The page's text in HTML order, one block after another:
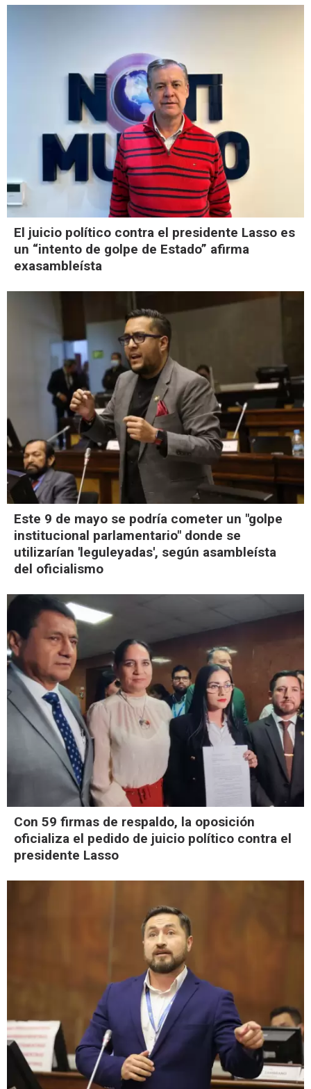
El juicio político contra el presidente Lasso es
un “intento de golpe de Estado” afirma
exasambleísta
Este 9 de mayo se podría cometer un "golpe
institucional parlamentario" donde se
utilizarían 'leguleyadas', según asambleísta
del oficialismo
Con 59 firmas de respaldo, la oposición
oficializa el pedido de juicio político contra el
presidente Lasso